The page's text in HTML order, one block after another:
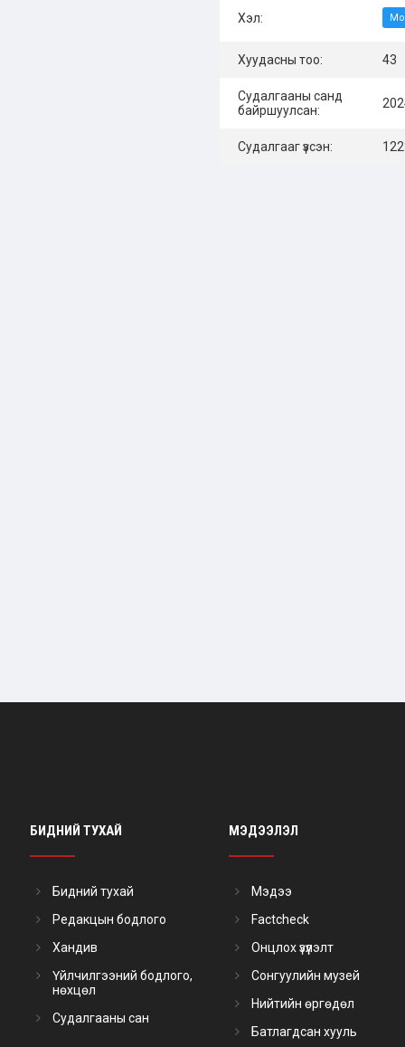
Хэл:
Хуудасны тоо: 43
Судалгааны санд
байршуулсан:
Судалгааг үзсэн:
БИДНИЙ ТУХАЙ
Бидний тухай
Редакцын бодлого
Хандив
Үйлчилгээний бодлого,
нөхцөл
Судалгааны сан
МЭДЭЭЛЭЛ
Мэдээ
Factcheck
Онцлох үзүүлэлт
Сонгуулийн музей
Нийтийн өргөдөл
Батлагдсан хууль